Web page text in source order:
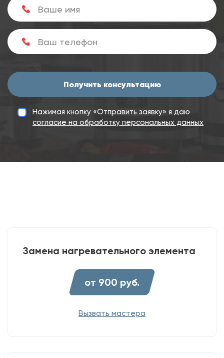
Получить консультацию
Нажимая кнопку «Отправить заявку» я даю
согласие на обработку персональных данных
Замена нагревательного элемента
от 900 руб.
Вызвать мастера